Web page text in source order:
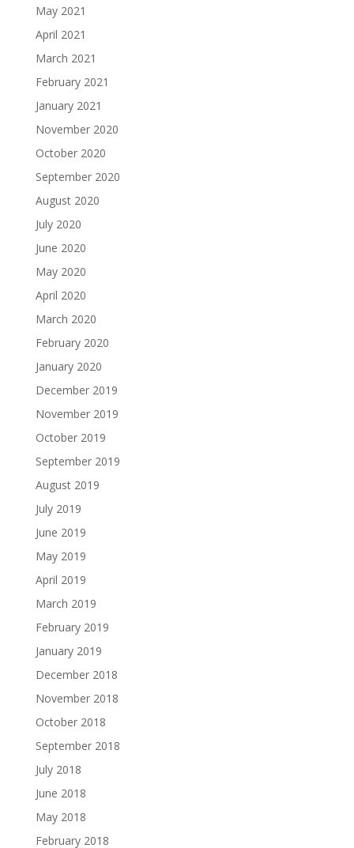
May 2021
April 2021
March 2021
February 2021
January 2021
November 2020
October 2020
September 2020
August 2020
July 2020
June 2020
May 2020
April 2020
March 2020
February 2020
January 2020
December 2019
November 2019
October 2019
September 2019
August 2019
July 2019
June 2019
May 2019
April 2019
March 2019
February 2019
January 2019
December 2018
November 2018
October 2018
September 2018
July 2018
June 2018
May 2018
February 2018